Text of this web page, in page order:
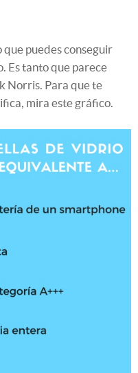
puedes conseguir
Es tanto que parece
Norris. Para que te
mira este gráfico.